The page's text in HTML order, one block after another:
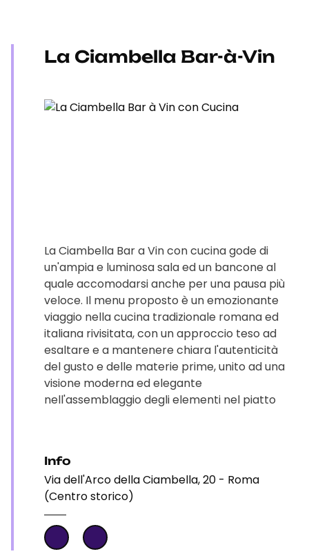
La Ciambella Bar-à-Vin
La Ciambella Bar a Vin con cucina gode di
un'ampia e luminosa sala ed un bancone al
quale accomodarsi anche per una pausa più
veloce. Il menu proposto è un emozionante
viaggio nella cucina tradizionale romana ed
italiana rivisitata, con un approccio teso ad
esaltare e a mantenere chiara l'autenticità
del gusto e delle materie prime, unito ad una
visione moderna ed elegante
nell'assemblaggio degli elementi nel piatto
Info
Via dell'Arco della Ciambella, 20 - Roma
(Centro storico)